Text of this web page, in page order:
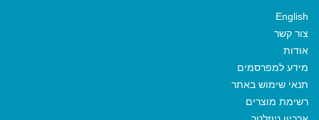
English
צור קשר
אודות
מידע למפרסמים
תנאי שימוש באתר
רשימת מוצרים